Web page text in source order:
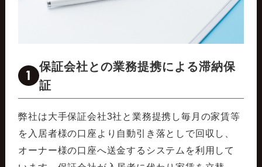
1
保証会社との業務提携による滞納保
証
弊社は大手保証会社3社と業務提携し毎月の家賃等
を入居者様の口座より自動引き落としで回収し、
オーナー様の口座へ送金するシステムを利用して